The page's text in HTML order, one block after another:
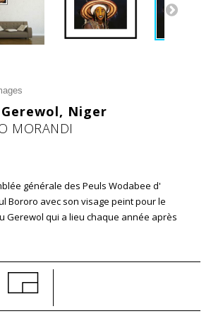
Niger
MORANDI
générale des Peuls Wodabee d'
Bororo avec son visage peint pour le
Gerewol qui a lieu chaque année après